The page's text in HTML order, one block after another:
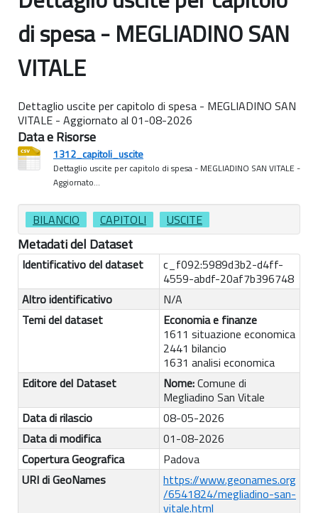
di spesa - MEGLIADINO SAN
VITALE
Dettaglio uscite per capitolo di spesa - MEGLIADINO SAN
VITALE - Aggiornato al 01-08-2026
Data e Risorse
1312_capitoli_uscite
Dettaglio uscite per capitolo di spesa - MEGLIADINO SAN VITALE -
Aggiornato...
BILANCIO CAPITOLI USCITE
Metadati del Dataset
Identificativo del dataset
c_f092:5989d3b2-d4ff-
4559-abdf-20af7b396748
Altro identificativo
N/A
Temi del dataset
Economia e finanze
1611 situazione economica
2441 bilancio
1631 analisi economica
Editore del Dataset
Nome:Comune di
Megliadino San Vitale
Data di rilascio
08-05-2026
Data di modifica
01-08-2026
Copertura Geografica
Padova
URI di GeoNames
https://www.geonames.org
/6541824/megliadino-san-
vitale.html